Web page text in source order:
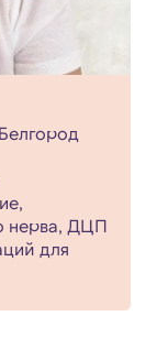
нерва, ДЦП
для